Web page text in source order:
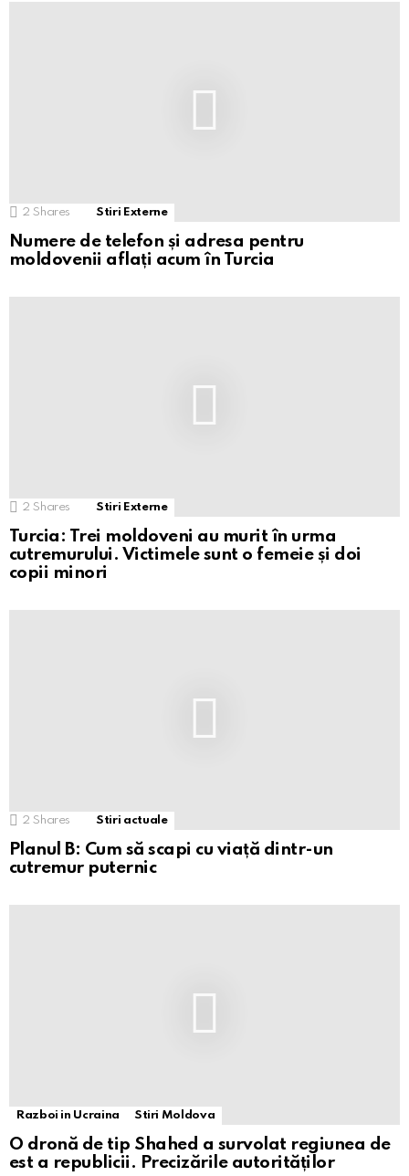
2 Shares Stiri Externe
Numere de telefon și adresa pentru
moldovenii aflați acum în Turcia
2 Shares Stiri Externe
Turcia: Trei moldoveni au murit în urma
cutremurului. Victimele sunt o femeie și doi
copii minori
2 Shares Stiri actuale
Planul B: Cum să scapi cu viață dintr-un
cutremur puternic
Razboi in Ucraina Stiri Moldova
O dronă de tip Shahed a survolat regiunea de
est a republicii. Precizările autorităților